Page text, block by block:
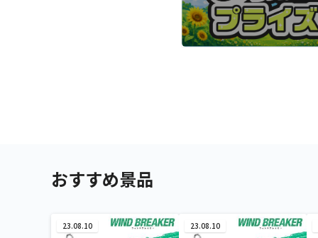
おすすめ景品
23.08.10 23.08.10